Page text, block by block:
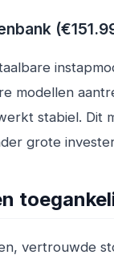
modellen
stabiel. Dit
grote
vertrouwde